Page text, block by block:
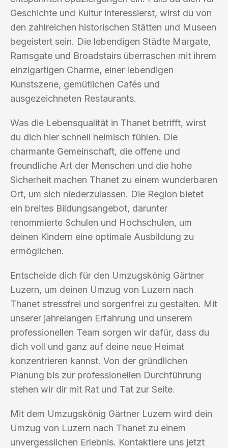
Geschichte und Kultur interessierst, wirst du von
den zahlreichen historischen Stätten und Museen
begeistert sein. Die lebendigen Städte Margate,
Ramsgate und Broadstairs überraschen mit ihrem
einzigartigen Charme, einer lebendigen
Kunstszene, gemütlichen Cafés und
ausgezeichneten Restaurants.
Was die Lebensqualität in Thanet betrifft, wirst
du dich hier schnell heimisch fühlen. Die
charmante Gemeinschaft, die offene und
freundliche Art der Menschen und die hohe
Sicherheit machen Thanet zu einem wunderbaren
Ort, um sich niederzulassen. Die Region bietet
ein breites Bildungsangebot, darunter
renommierte Schulen und Hochschulen, um
deinen Kindern eine optimale Ausbildung zu
ermöglichen.
Entscheide dich für den Umzugskönig Gärtner
Luzern, um deinen Umzug von Luzern nach
Thanet stressfrei und sorgenfrei zu gestalten. Mit
unserer jahrelangen Erfahrung und unserem
professionellen Team sorgen wir dafür, dass du
dich voll und ganz auf deine neue Heimat
konzentrieren kannst. Von der gründlichen
Planung bis zur professionellen Durchführung
stehen wir dir mit Rat und Tat zur Seite.
Mit dem Umzugskönig Gärtner Luzern wird dein
Umzug von Luzern nach Thanet zu einem
unvergesslichen Erlebnis. Kontaktiere uns jetzt